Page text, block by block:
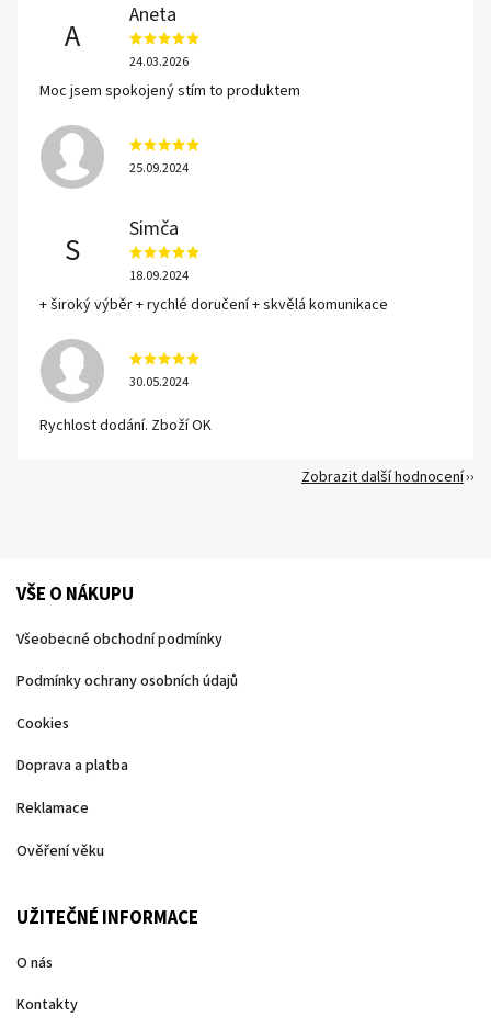
A
Aneta
24.03.2026
Moc jsem spokojený stím to produktem
25.09.2024
S
Simča
18.09.2024
+ široký výběr + rychlé doručení + skvělá komunikace
30.05.2024
Rychlost dodání. Zboží OK
Zobrazit další hodnocení
VŠE O NÁKUPU
Všeobecné obchodní podmínky
Podmínky ochrany osobních údajů
Cookies
Doprava a platba
Reklamace
Ověření věku
UŽITEČNÉ INFORMACE
O nás
Kontakty